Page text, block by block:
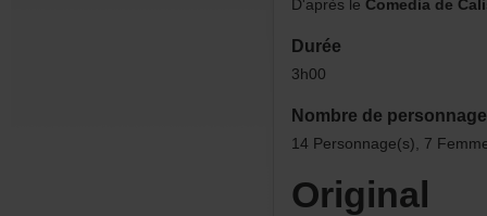
D'aprèsle
Durée
3h00
Original